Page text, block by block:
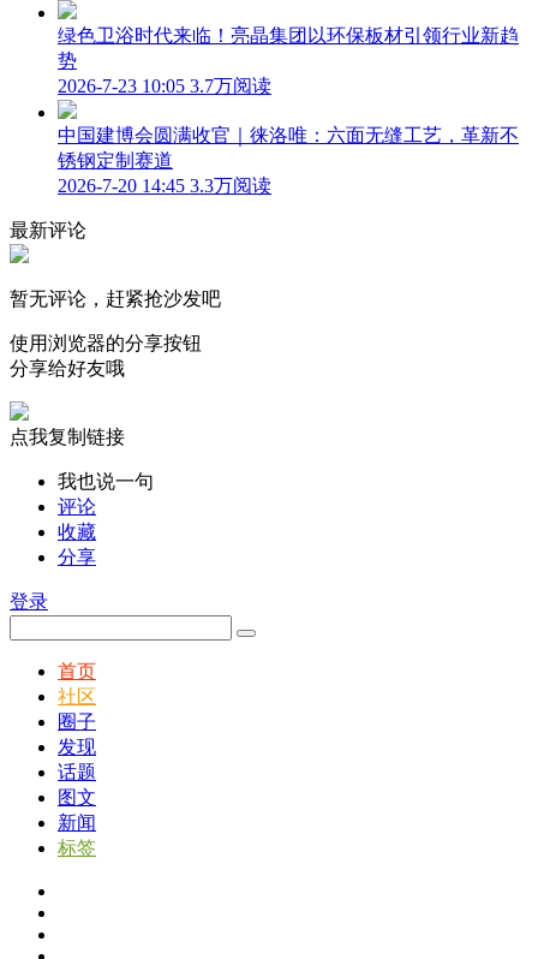
绿色卫浴时代来临！亮晶集团以环保板材引领行业新趋
势
2026-7-23 10:05 3.7万阅读
中国建博会圆满收官｜徕洛唯：六面无缝工艺，革新不
锈钢定制赛道
2026-7-20 14:45 3.3万阅读
最新评论
暂无评论，赶紧抢沙发吧
使用浏览器的分享按钮
分享给好友哦
点我复制链接
我也说一句
评论
收藏
分享
登录
首页
社区
圈子
发现
话题
图文
新闻
标签